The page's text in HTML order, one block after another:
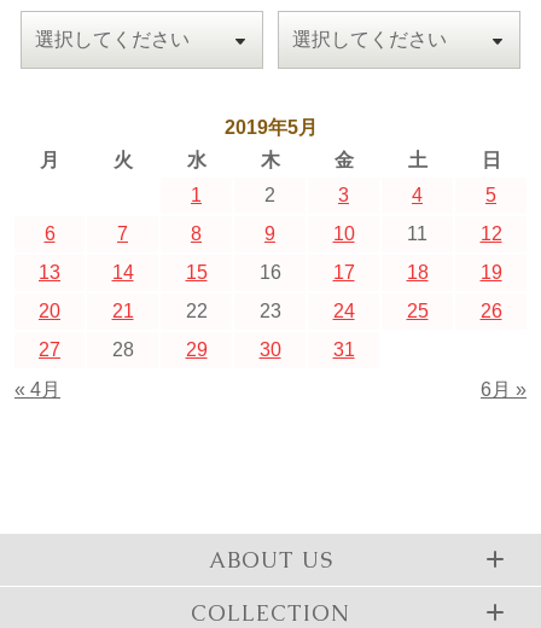
2019年5月
月
火 水 木 金 土 日
« 4月 6月 »
1 2 3 4
5
6
7 8 9 10 11
12
13
14 15 16 17 18
19
20
21 22 23 24 25
26
27
28 29 30 31
ABOUT US
COLLECTION